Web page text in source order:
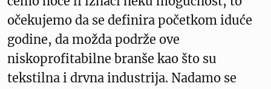
očekujemo da se definira početkom iduće
godine, da možda podrže ove
niskoprofitabilne branše kao što su
tekstilna i drvna industrija. Nadamo se